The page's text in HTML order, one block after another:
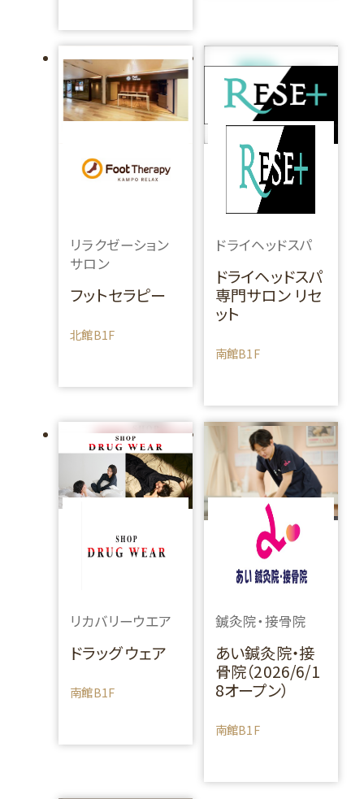
リラクゼーション
サロン
フットセラピー
北館B1F
ドライヘッドスパ
ドライヘッドスパ
専門サロン リセ
ット
南館B1F
リカバリーウエア
ドラッグ ウェア
南館B1F
鍼灸院・接骨院
あい鍼灸院・接
骨院（2026/6/1
8オープン）
南館B1F